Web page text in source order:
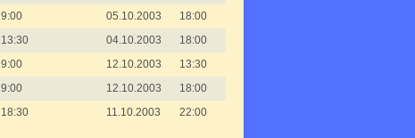
9:00 05.10.2003
18:00
13:30 04.10.2003
18:00
9:00 12.10.2003
13:30
9:00 12.10.2003
18:00
18:30 11.10.2003 22:00